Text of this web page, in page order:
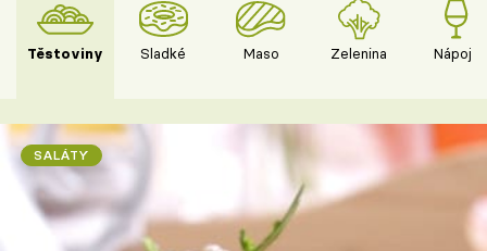
Těstoviny Sladké Maso Zelenina Nápoje
SALÁTY